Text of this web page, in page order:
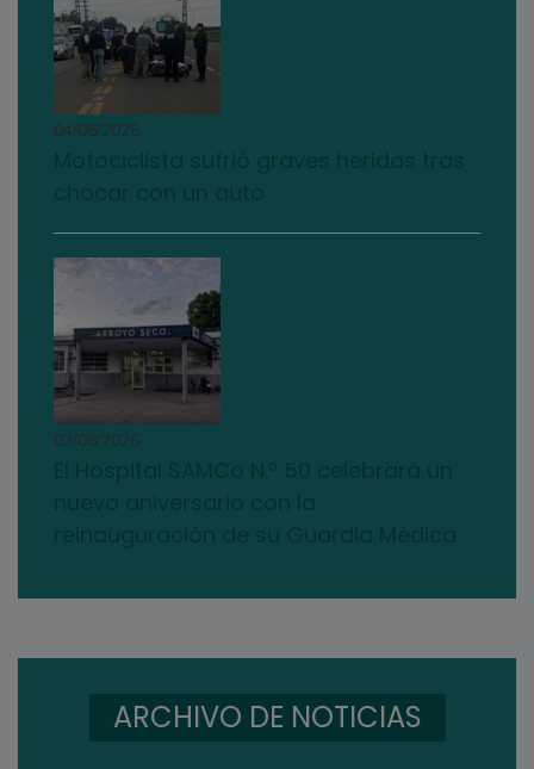
04/08/2026
03/08/2026
ARCHIVO DE NOTICIAS